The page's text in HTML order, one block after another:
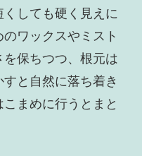
しても硬く見えに
ワックスやミスト
保ちつつ、根元は
と自然に落ち着き
まめに行うとまと